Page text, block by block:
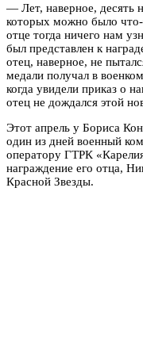
— Лет, наверное, десять
которых можно было
отце тогда ничего нам
был представлен к
отец, наверное, не
медали получал в
когда увидели приказ о
отец не дождался этой
Этот апрель у Бориса
один из дней военный
оператору ГТРК
награждение его отца,
Красной Звезды.